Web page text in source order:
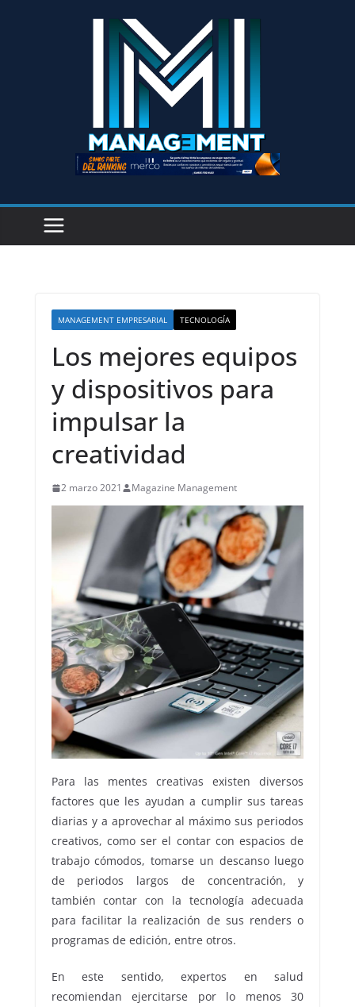
MANAGEMENT EMPRESARIAL TECNOLOGÍA
Los mejores equipos
y dispositivos para
impulsar la
creatividad
2 marzo 2021 Magazine Management
Para las mentes creativas existen diversos
factores que les ayudan a cumplir sus tareas
diarias y a aprovechar al máximo sus periodos
creativos, como ser el contar con espacios de
trabajo cómodos, tomarse un descanso luego
de periodos largos de concentración, y
también contar con la tecnología adecuada
para facilitar la realización de sus renders o
programas de edición, entre otros.
En este sentido, expertos en salud
recomiendan ejercitarse por lo menos 30